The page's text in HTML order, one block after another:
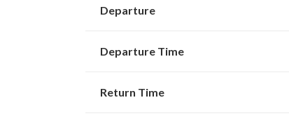
Departure
Departure Time
Return Time